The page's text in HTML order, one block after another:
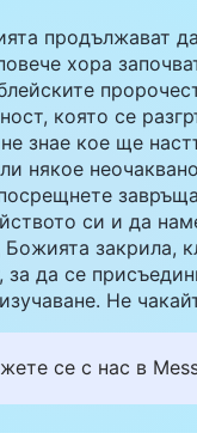
продължават
хора
която се
знае кое ще
някое
си и да
закрила,
за да се
Не
се с нас в